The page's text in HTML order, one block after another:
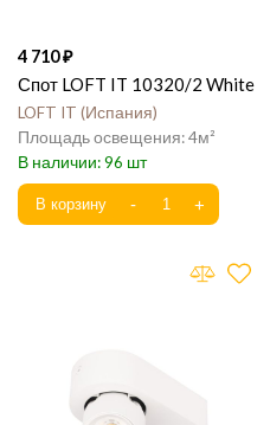
4 710
Спот LOFT IT 10320/2 White
LOFT IT Испания
4
96